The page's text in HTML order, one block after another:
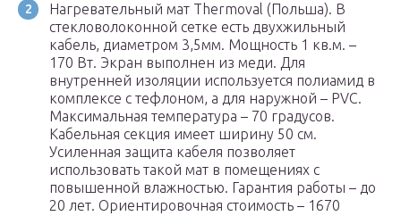
Нагревательный мат Thermoval (Польша). В
стекловолоконной сетке есть двухжильный
кабель, диаметром 3,5мм. Мощность 1 кв.м. –
170 Вт. Экран выполнен из меди. Для
внутренней изоляции используется полиамид в
комплексе с тефлоном, а для наружной – PVC.
Максимальная температура – 70 градусов.
Кабельная секция имеет ширину 50 см.
Усиленная защита кабеля позволяет
использовать такой мат в помещениях с
повышенной влажностью. Гарантия работы – до
20 лет. Ориентировочная стоимость – 1670